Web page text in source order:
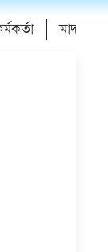
মাদক বিক্রয়